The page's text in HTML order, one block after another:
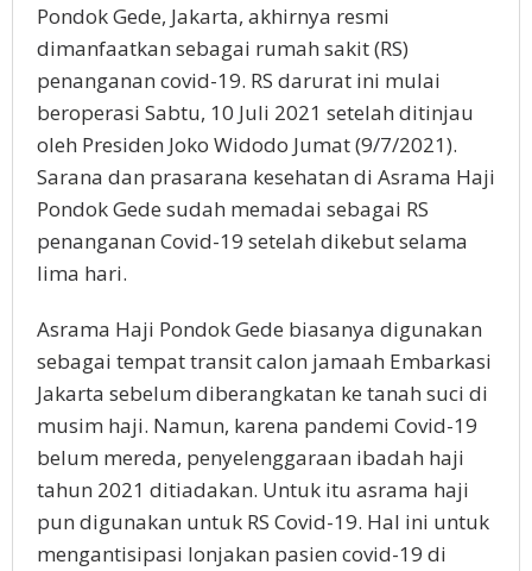
Pondok Gede, Jakarta, akhirnya resmi
dimanfaatkan sebagai rumah sakit (RS)
penanganan covid-19. RS darurat ini mulai
beroperasi Sabtu, 10 Juli 2021 setelah ditinjau
oleh Presiden Joko Widodo Jumat (9/7/2021).
Sarana dan prasarana kesehatan di Asrama Haji
Pondok Gede sudah memadai sebagai RS
penanganan Covid-19 setelah dikebut selama
lima hari.
Asrama Haji Pondok Gede biasanya digunakan
sebagai tempat transit calon jamaah Embarkasi
Jakarta sebelum diberangkatan ke tanah suci di
musim haji. Namun, karena pandemi Covid-19
belum mereda, penyelenggaraan ibadah haji
tahun 2021 ditiadakan. Untuk itu asrama haji
pun digunakan untuk RS Covid-19. Hal ini untuk
mengantisipasi lonjakan pasien covid-19 di